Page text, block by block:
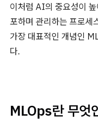
이처럼 AI의 중요성이
포하며 관리하는 프로세
가장 대표적인 개념인
다.
MLOps란 무엇